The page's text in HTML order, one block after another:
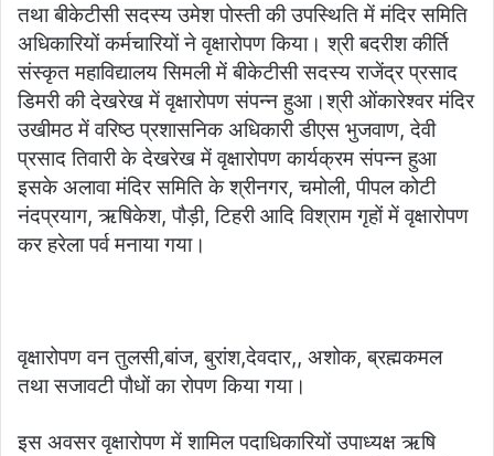
तथा बीकेटीसी सदस्य उमेश पोस्ती की उपस्थिति में मंदिर समिति
अधिकारियों कर्मचारियों ने वृक्षारोपण किया। श्री बदरीश कीर्ति
संस्कृत महाविद्यालय सिमली में बीकेटीसी सदस्य राजेंद्र प्रसाद
डिमरी की देखरेख में वृक्षारोपण संपन्न हुआ।श्री ओंकारेश्वर मंदिर
उखीमठ में वरिष्ठ प्रशासनिक अधिकारी डीएस भुजवाण, देवी
प्रसाद तिवारी के देखरेख में वृक्षारोपण कार्यक्रम संपन्न हुआ
इसके अलावा मंदिर समिति के श्रीनगर, चमोली, पीपल कोटी
नंदप्रयाग, ऋषिकेश, पौड़ी, टिहरी आदि विश्राम गृहों में वृक्षारोपण
कर हरेला पर्व मनाया गया।
वृक्षारोपण वन तुलसी,बांज, बुरांश,देवदार,, अशोक, ब्रह्मकमल
तथा सजावटी पौधों का रोपण किया गया।
इस अवसर वृक्षारोपण में शामिल पदाधिकारियों उपाध्यक्ष ऋषि